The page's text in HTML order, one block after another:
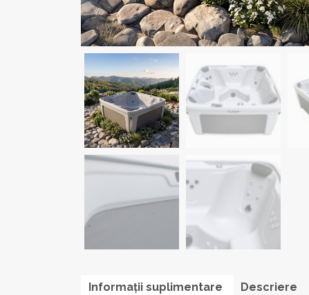
Informații suplimentare Descriere